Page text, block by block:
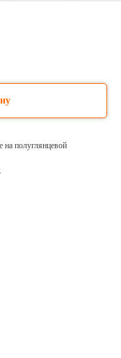
на полуглянцевой